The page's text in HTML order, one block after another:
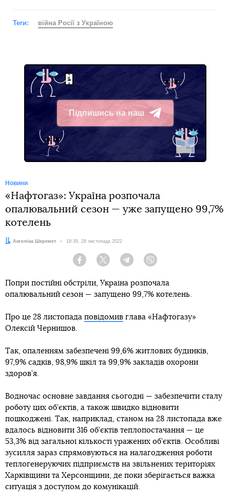
Теги: війна Росії з Україною
Підпишись на наш
Telegram
Новини
«Нафтогаз»: Україна розпочала
опалювальний сезон — уже запущено 99,7%
котелень
Автор:
Ангеліна Шеремет Дата:
18:39, 28 листопада 2022
Facebook Twitter Telegram
Попри постійні обстріли, Україна розпочала
опалювальний сезон — запущено 99,7% котелень.
Про це 28 листопада повідомив глава «Нафтогазу»
Олексій Чернишов.
Так, опаленням забезпечені 99,6% житлових будинків,
97,9% садків, 98,9% шкіл та 99,9% закладів охорони
здоров’я.
Водночас основне завдання сьогодні — забезпечити сталу
роботу цих об’єктів, а також швидко відновити
пошкоджені. Так, наприклад, станом на 28 листопада вже
вдалось відновити 316 об’єктів теплопостачання — це
53,3% від загальної кількості уражених об’єктів. Особливі
зусилля зараз спрямовуються на налагодження роботи
теплогенеруючих підприємств на звільнених територіях
Харківщини та Херсонщини, де поки зберігається важка
ситуація з доступом до комунікацій.